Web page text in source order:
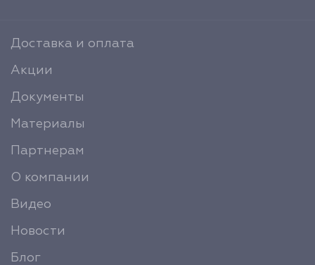
Доставка и оплата
Акции
Документы
Материалы
Партнерам
О компании
Видео
Новости
Блог